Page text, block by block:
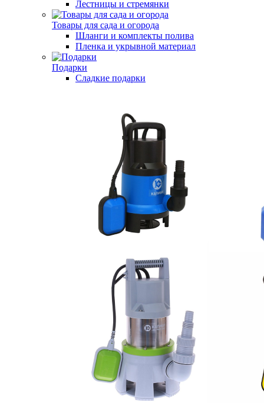
Лестницы и стремянки
Товары для сада и огорода
Шланги и комплекты полива
Пленка и укрывной материал
Подарки
Cладкие подарки